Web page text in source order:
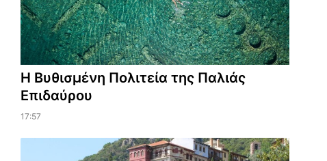
Η Βυθισμένη Πολιτεία της Παλιάς
Επιδαύρου
17:57